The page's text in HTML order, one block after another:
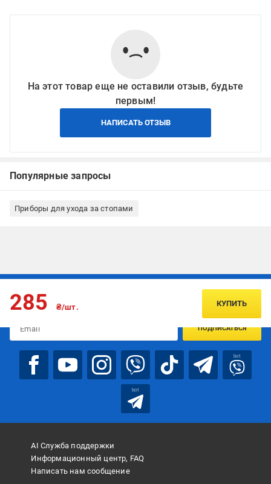
На этот товар еще не оставили отзыв, будьте
первым!
НАПИСАТЬ ОТЗЫВ
Популярные запросы
Приборы для ухода за стопами
285 ₴/шт. КУПИТЬ
Подписывайтесь, чтобы узнавать первым об акцияx и
ПОДПИСАТЬСЯ
bot
bot
AI Служба поддержки
Информационный центр, FAQ
Написать нам сообщение